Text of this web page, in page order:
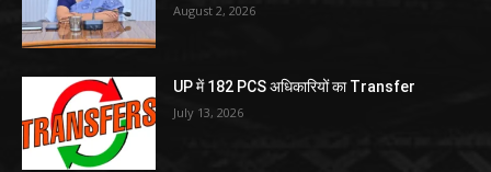
August 2, 2026
UP में 182 PCS अधिकारियों का Transfer
July 13, 2026